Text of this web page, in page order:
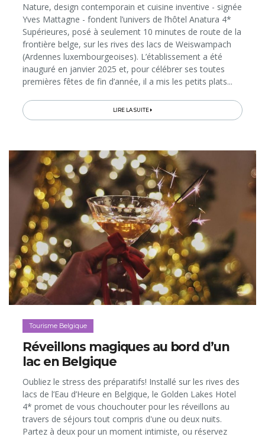
Nature, design contemporain et cuisine inventive - signée
Yves Mattagne - fondent l’univers de l’hôtel Anatura 4*
Supérieures, posé à seulement 10 minutes de route de la
frontière belge, sur les rives des lacs de Weiswampach
(Ardennes luxembourgeoises). L’établissement a été
inauguré en janvier 2025 et, pour célébrer ses toutes
premières fêtes de fin d’année, il a mis les petits plats...
LIRE LA SUITE
Tourisme Belgique
Réveillons magiques au bord d’un
lac en Belgique
Oubliez le stress des préparatifs! Installé sur les rives des
lacs de l’Eau d’Heure en Belgique, le Golden Lakes Hotel
4* promet de vous chouchouter pour les réveillons au
travers de séjours tout compris d'une ou deux nuits.
Partez à deux pour un moment intimiste, ou réservez